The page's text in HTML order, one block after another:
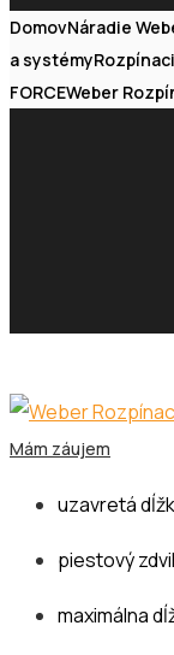
DomovNáradie
a systémy
FORCEWeber
Mám záujem
uzavretá
piestový
maximálna